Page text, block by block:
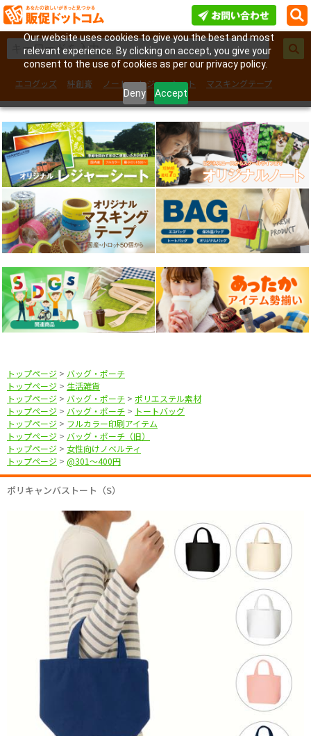
Our website uses cookies to give you the best and most
relevant experience. By clicking on accept, you give your
consent to the use of cookies as per our privacy policy.
Deny Accept
エコグッズ 絆創膏 ノート レジャーシート
マスキングテープ
フェイスシール
トップページ > バッグ・ポーチ
トップページ > 生活雑貨
トップページ > バッグ・ポーチ > ポリエステル素材
トップページ > バッグ・ポーチ > トートバッグ
トップページ > フルカラー印刷アイテム
トップページ > バッグ・ポーチ（旧）
トップページ > 女性向けノベルティ
トップページ > @301〜400円
ポリキャンバストート（S）